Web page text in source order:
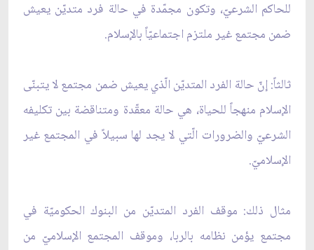
للحاكم الشرعيّ، وتكون مجمّدة في حالة فرد متديّن يعيش
ضمن مجتمع غير ملتزم اجتماعيّاً بالإسلام.
ثالثاً: إنّ حالة الفرد المتديّن الّذي يعيش ضمن مجتمع لا يتبنّى
الإسلام منهجاً للحياة، هي حالة معقّدة ومتناقضة بين تكليفه
الشرعيّ والضرورات الّتي لا يجد لها سبيلاً في المجتمع غير
الإسلاميّ.
مثال ذلك: موقف الفرد المتديّن من البنوك الحكوميّة في
مجتمع يؤمن نظامه بالربا، وموقف المجتمع الإسلاميّ من